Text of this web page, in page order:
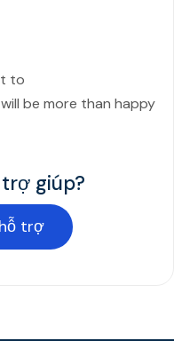
to
be more than happy
giúp?
trợ